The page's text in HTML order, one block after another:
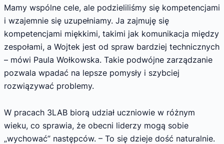
Mamy wspólne cele, ale podzieliliśmy się kompetencjami
i wzajemnie się uzupełniamy. Ja zajmuję się
kompetencjami miękkimi, takimi jak komunikacja między
zespołami, a Wojtek jest od spraw bardziej technicznych
– mówi Paula Wołkowska. Takie podwójne zarządzanie
pozwala wpadać na lepsze pomysły i szybciej
rozwiązywać problemy.
W pracach 3LAB biorą udział uczniowie w różnym
wieku, co sprawia, że obecni liderzy mogą sobie
„wychować” następców. – To się dzieje dość naturalnie.